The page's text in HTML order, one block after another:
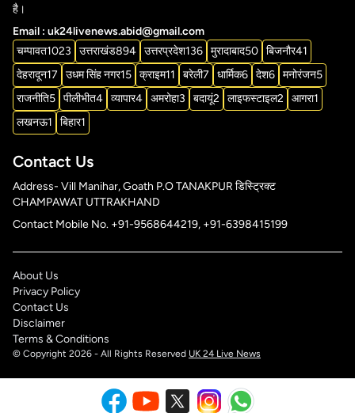
है।
Email : uk24livenews.abid@gmail.com
चम्पावत1023 उत्तराखंड894 उत्तरप्रदेश136 मुरादाबाद50 बिजनौर41
देहरादून17 उधम सिंह नगर15 क्राइम11 बरेली7 धार्मिक6 देश6 मनोरंजन5
राजनीति5 पीलीभीत4 व्यापार4 अमरोहा3 बदायूं2 लाइफस्टाइल2 आगरा1
लखनऊ1 बिहार1
Contact Us
Address- Vill Manihar, Goath P.O TANAKPUR डिस्ट्रिक्ट
CHAMPAWAT UTTRAKHAND
Contact Mobile No. +91-9568644219, +91-6398415199
About Us
Privacy Policy
Contact Us
Disclaimer
Terms & Conditions
© Copyright 2026 - All Rights Reserved UK 24 Live News